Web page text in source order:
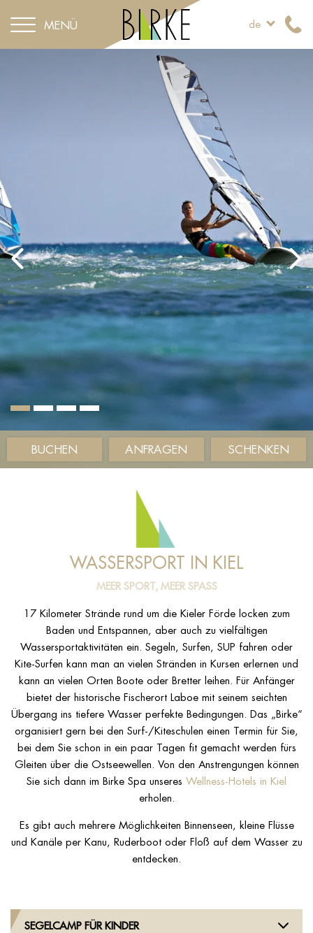
MENÜ de
BUCHEN ANFRAGEN SCHENKEN
WASSERSPORT IN KIEL
MEER SPORT, MEER SPASS
17 Kilometer Strände rund um die Kieler Förde locken zum
Baden und Entspannen, aber auch zu vielfältigen
Wassersportaktivitäten ein. Segeln, Surfen, SUP fahren oder
Kite-Surfen kann man an vielen Stränden in Kursen erlernen und
kann an vielen Orten Boote oder Bretter leihen. Für Anfänger
bietet der historische Fischerort Laboe mit seinem seichten
Übergang ins tiefere Wasser perfekte Bedingungen. Das „Birke“
organisiert gern bei den Surf-/Kiteschulen einen Termin für Sie,
bei dem Sie schon in ein paar Tagen fit gemacht werden fürs
Gleiten über die Ostseewellen. Von den Anstrengungen können
Sie sich dann im Birke Spa unseres Wellness-Hotels in Kiel
erholen.
Es gibt auch mehrere Möglichkeiten Binnenseen, kleine Flüsse
und Kanäle per Kanu, Ruderboot oder Floß auf dem Wasser zu
entdecken.
SEGELCAMP FÜR KINDER